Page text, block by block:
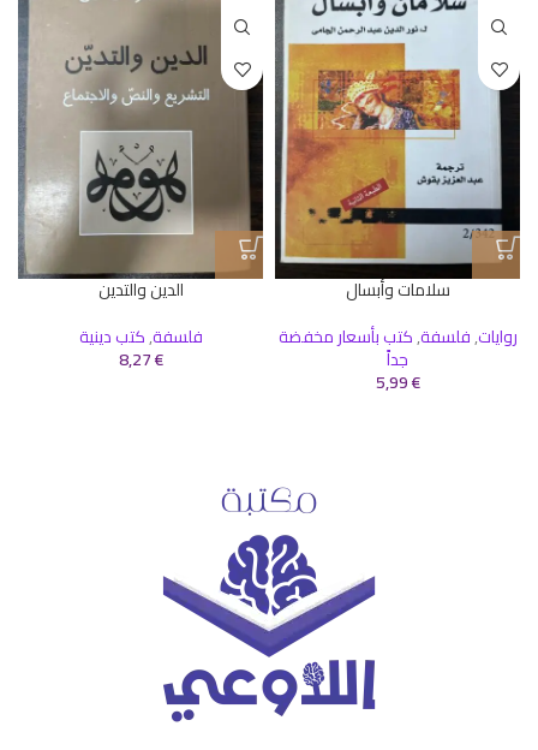
سلامات وأبسال
روايات,فلسفة,كتب بأسعار مخفضة
جداً
5,99€
الدين والتدين
فلسفة,كتب دينية
8,27€